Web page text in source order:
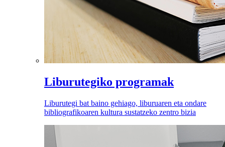
Liburutegiko programak
Liburutegi bat baino gehiago, liburuaren eta ondare
bibliografikoaren kultura sustatzeko zentro bizia